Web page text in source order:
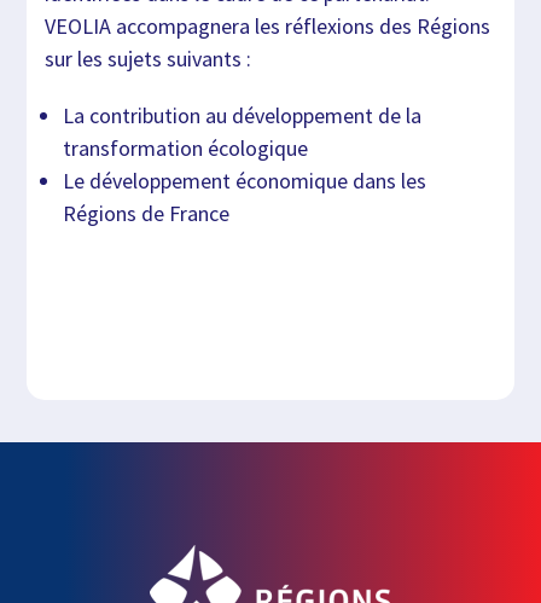
VEOLIA accompagnera les réflexions des Régions
sur les sujets suivants :
La contribution au développement de la
transformation écologique
Le développement économique dans les
Régions de France